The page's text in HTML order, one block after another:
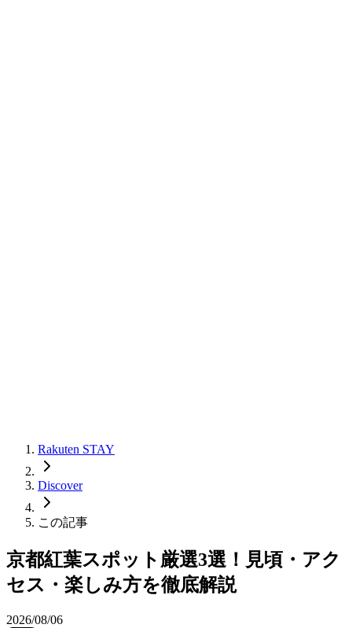
Rakuten STAY
Discover
この記事
京都紅葉スポット厳選3選！見頃・アク
セス・楽しみ方を徹底解説
2026/08/06